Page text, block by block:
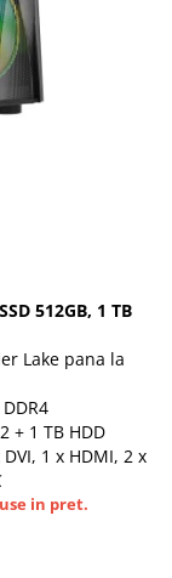
512GB, 1 TB
Lake pana la
+ 1 TB HDD
1 x HDMI, 2 x
in pret.